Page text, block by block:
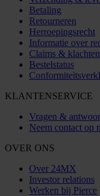
Betaling
Retourneren
Herroepingsrecht
Informatie over
Claims & klachten
Bestelstatus
KLANTENSERVICE
Vragen &
Neem contact op
OVER ONS
Over 24MX
Investor relations
Werken bij Pierce